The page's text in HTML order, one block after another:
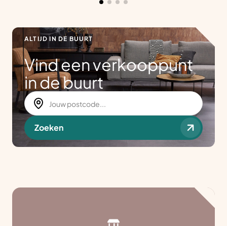
ALTIJD IN DE BUURT
Vind een verkooppunt
in de buurt
Zoeken